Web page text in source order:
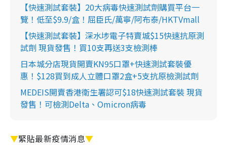
【快速測試套裝】20大病毒快速測試劑購買平台一
覽！低至$9.9/盒！屈臣氏/萬寧/阿布泰/HKTVmall
【快速測試套裝】深水埗電子特賣城$15快速抗原測
試劑 現貨發售！買10支再送3支檢測棒
日本城分店現貨開賣KN95口罩+快速測試套裝優
惠！$128買到成人立體口罩2盒+5支抗原檢測試劑
MEDEIS開賣香港衛生署認可$18快速測試套裝 現貨
發售！可檢測Delta、Omicron病毒
▼緊貼最新疫情消息▼